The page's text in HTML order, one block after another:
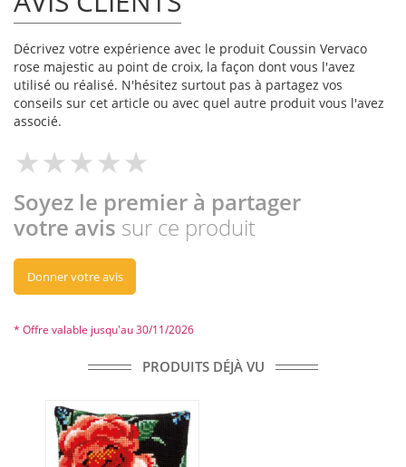
Décrivez votre expérience avec le produit Coussin Vervaco
rose majestic au point de croix, la façon dont vous l'avez
utilisé ou réalisé. N'hésitez surtout pas à partagez vos
conseils sur cet article ou avec quel autre produit vous l'avez
associé.
Soyez le premier à partager
votre avis sur ce produit
Donner votre avis
* Offre valable jusqu'au 30/11/2026
PRODUITS DÉJÀ VU